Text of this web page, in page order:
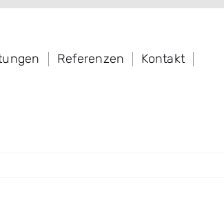
Referenzen
Kontakt